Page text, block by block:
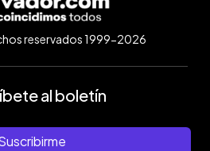
reservados 1999-2026
al boletín